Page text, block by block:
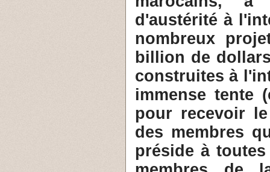
d'austérité à
nombreux
billion de
construites à
immense tente
pour recevoir
des membres
préside à